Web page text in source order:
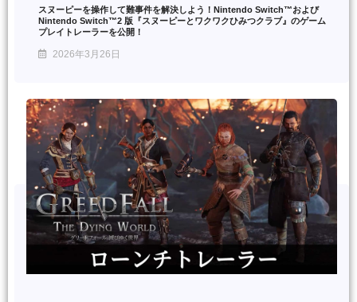
スヌーピーを操作して難事件を解決しよう！Nintendo Switch™および
Nintendo Switch™2 版『スヌーピーとワクワクひみつクラブ』のゲーム
プレイトレーラーを公開！
2026年3月26日